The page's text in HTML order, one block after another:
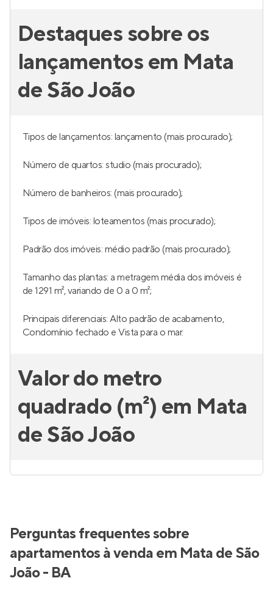
Destaques sobre os
lançamentos em Mata
de São João
Tipos de lançamentos: lançamento (mais procurado);
Número de quartos: studio (mais procurado);
Número de banheiros: (mais procurado);
Tipos de imóveis: loteamentos (mais procurado);
Padrão dos imóveis: médio padrão (mais procurado);
Tamanho das plantas: a metragem média dos imóveis é
de 1291 m², variando de 0 a 0 m²;
Principais diferenciais: Alto padrão de acabamento,
Condomínio fechado e Vista para o mar.
Valor do metro
quadrado (m²) em Mata
de São João
Perguntas frequentes sobre
apartamentos à venda em Mata de São
João - BA